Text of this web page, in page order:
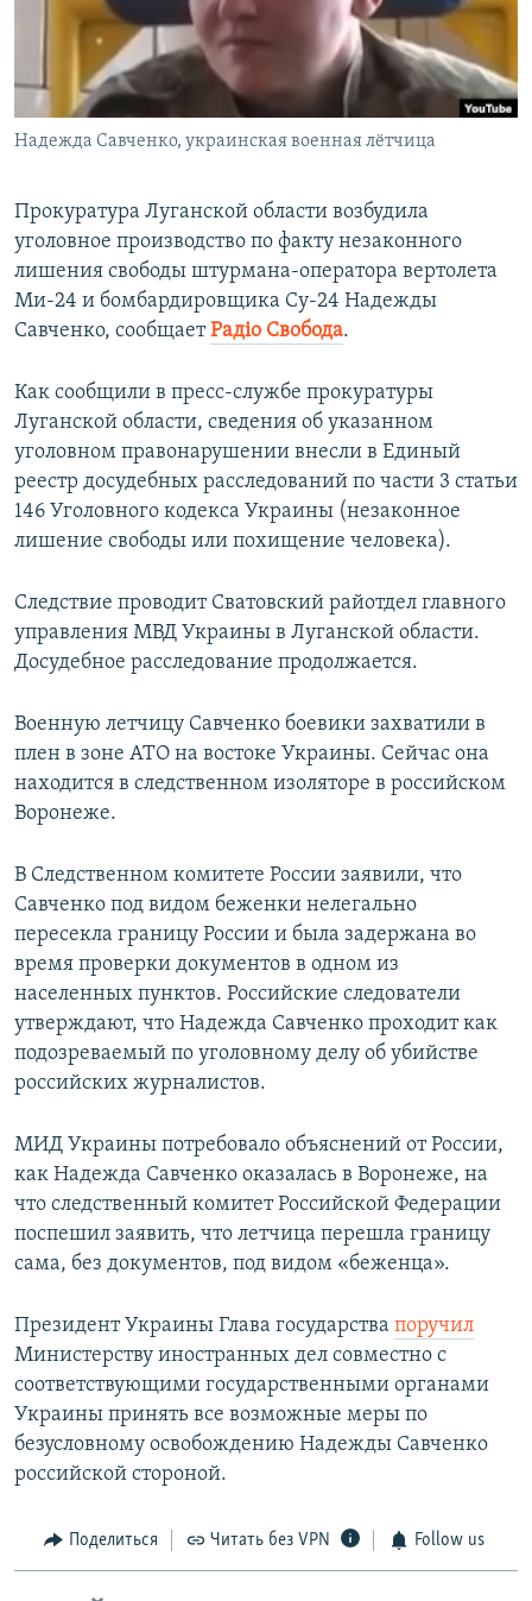
ПОБЕДИТЕЛЕЙ НЕ СУДЯТ?
КРЫМ.НЕПОКОРЕННЫЙ
ELIFBE
УКРАИНСКАЯ ПРОБЛЕМА КРЫМА
ПРИСОЕДИНЯЙТЕСЬ!
Надежда Савченко, украинская военная лётчица
Прокуратура Луганской области возбудила
уголовное производство по факту незаконного
лишения свободы штурмана-оператора вертолета
Ми-24 и бомбардировщика Су-24 Надежды
Савченко, сообщаетРадіо Свобода.
Как сообщили в пресс-службе прокуратуры
Луганской области, сведения об указанном
уголовном правонарушении внесли в Единый
реестр досудебных расследований по части 3 статьи
146 Уголовного кодекса Украины (незаконное
лишение свободы или похищение человека).
Следствие проводит Сватовский райотдел главного
управления МВД Украины в Луганской области.
Досудебное расследование продолжается.
Военную летчицу Савченко боевики захватили в
плен в зоне АТО на востоке Украины. Сейчас она
находится в следственном изоляторе в российском
Воронеже.
В Следственном комитете России заявили, что
Савченко под видом беженки нелегально
пересекла границу России и была задержана во
время проверки документов в одном из
населенных пунктов. Российские следователи
утверждают, что Надежда Савченко проходит как
подозреваемый по уголовному делу об убийстве
российских журналистов.
МИД Украины потребовало объяснений от России,
как Надежда Савченко оказалась в Воронеже, на
что следственный комитет Российской Федерации
поспешил заявить, что летчица перешла границу
сама, без документов, под видом «беженца».
Президент Украины Глава государства поручил
Министерству иностранных дел совместно с
соответствующими государственными органами
Украины принять все возможные меры по
безусловному освобождению Надежды Савченко
российской стороной.
Поделиться Читать без VPN Follow us